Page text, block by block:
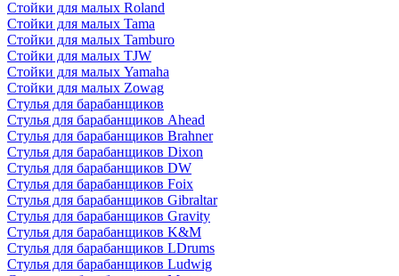
Стойки для малых Roland
Стойки для малых Tama
Стойки для малых Tamburo
Стойки для малых TJW
Стойки для малых Yamaha
Стойки для малых Zowag
Стулья для барабанщиков
Стулья для барабанщиков Ahead
Стулья для барабанщиков Brahner
Стулья для барабанщиков Dixon
Стулья для барабанщиков DW
Стулья для барабанщиков Foix
Стулья для барабанщиков Gibraltar
Стулья для барабанщиков Gravity
Стулья для барабанщиков K&M
Стулья для барабанщиков LDrums
Стулья для барабанщиков Ludwig